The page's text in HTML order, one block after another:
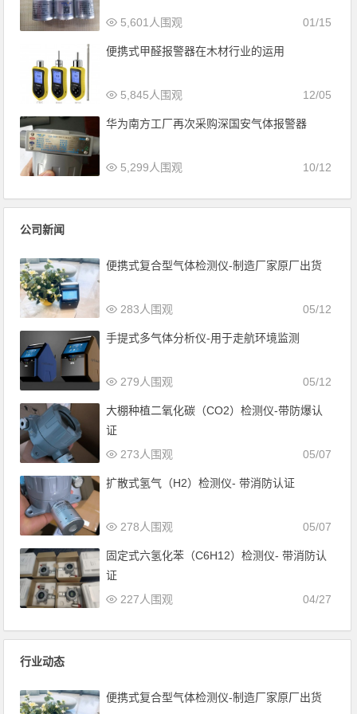
01/15
5,601人围观
便携式甲醛报警器在木材行业的运用
12/05
5,845人围观
华为南方工厂再次采购深国安气体报警器
10/12
5,299人围观
公司新闻
便携式复合型气体检测仪-制造厂家原厂出货
05/12
283人围观
手提式多气体分析仪-用于走航环境监测
05/12
279人围观
大棚种植二氧化碳（CO2）检测仪-带防爆认
证
05/07
273人围观
扩散式氢气（H2）检测仪- 带消防认证
05/07
278人围观
固定式六氢化苯（C6H12）检测仪- 带消防认
证
04/27
227人围观
行业动态
便携式复合型气体检测仪-制造厂家原厂出货